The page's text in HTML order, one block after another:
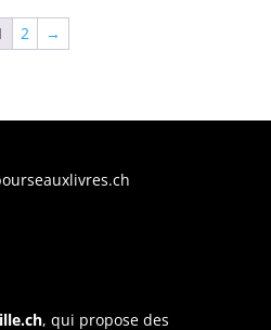
2 →
, qui propose des